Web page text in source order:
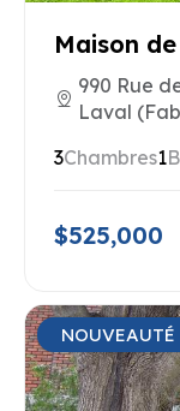
Maison
990 Rue
Laval
3Chambres1
$525,000
NOUVEAUTÉ